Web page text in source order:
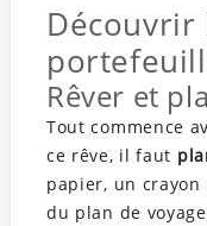
Découvrir
Rêver et
Tout commence
ce rêve, il faut
papier, un crayon
du plan de